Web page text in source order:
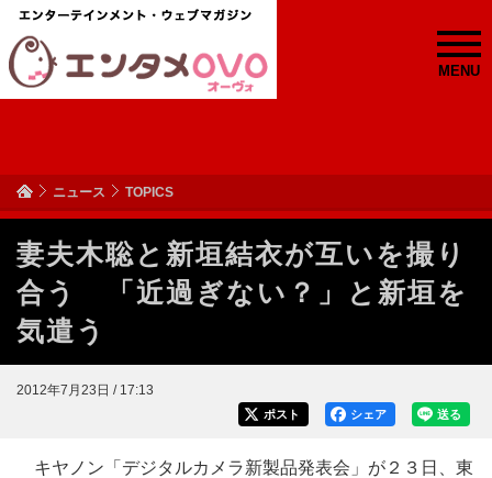
MENU
ニュース TOPICS
妻夫木聡と新垣結衣が互いを撮り
合う 「近過ぎない？」と新垣を
気遣う
2012年7月23日 / 17:13
送る
シェア
ポスト
キヤノン「デジタルカメラ新製品発表会」が２３日、東